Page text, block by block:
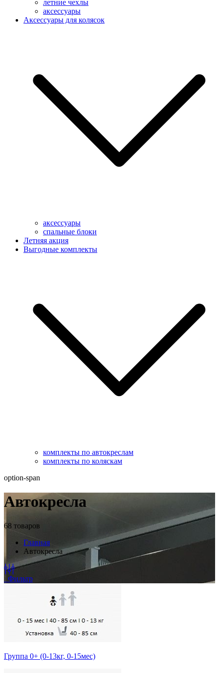
летние чехлы
аксессуары
Аксессуары для колясок
аксессуары
спальные блоки
Летняя акция
Выгодные комплекты
комплекты по автокреслам
комплекты по коляскам
option-span
Автокресла
68 товаров
Главная
Автокресла
Фильтр
Группа 0+ (0-13кг, 0-15мес)